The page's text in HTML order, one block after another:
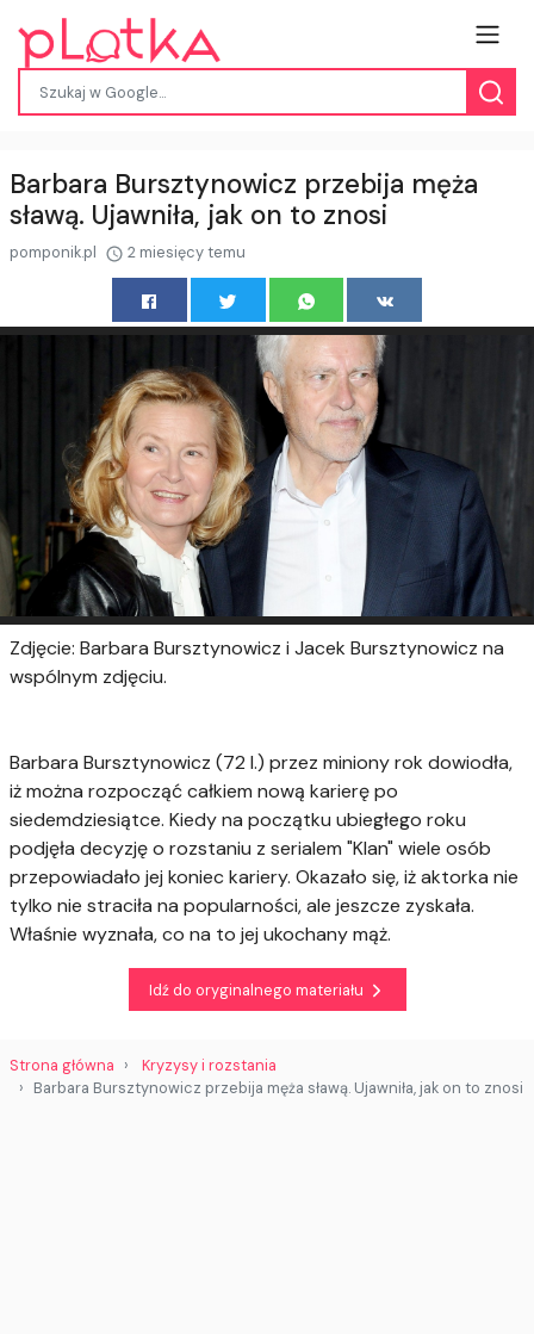
Barbara Bursztynowicz przebija męża
sławą. Ujawniła, jak on to znosi
pomponik.pl 2 miesięcy temu
Zdjęcie: Barbara Bursztynowicz i Jacek Bursztynowicz na
wspólnym zdjęciu.
Barbara Bursztynowicz (72 l.) przez miniony rok dowiodła,
iż można rozpocząć całkiem nową karierę po
siedemdziesiątce. Kiedy na początku ubiegłego roku
podjęła decyzję o rozstaniu z serialem "Klan" wiele osób
przepowiadało jej koniec kariery. Okazało się, iż aktorka nie
tylko nie straciła na popularności, ale jeszcze zyskała.
Właśnie wyznała, co na to jej ukochany mąż.
Idź do oryginalnego materiału
Strona główna
Kryzysy i rozstania
Barbara Bursztynowicz przebija męża sławą. Ujawniła, jak on to znosi